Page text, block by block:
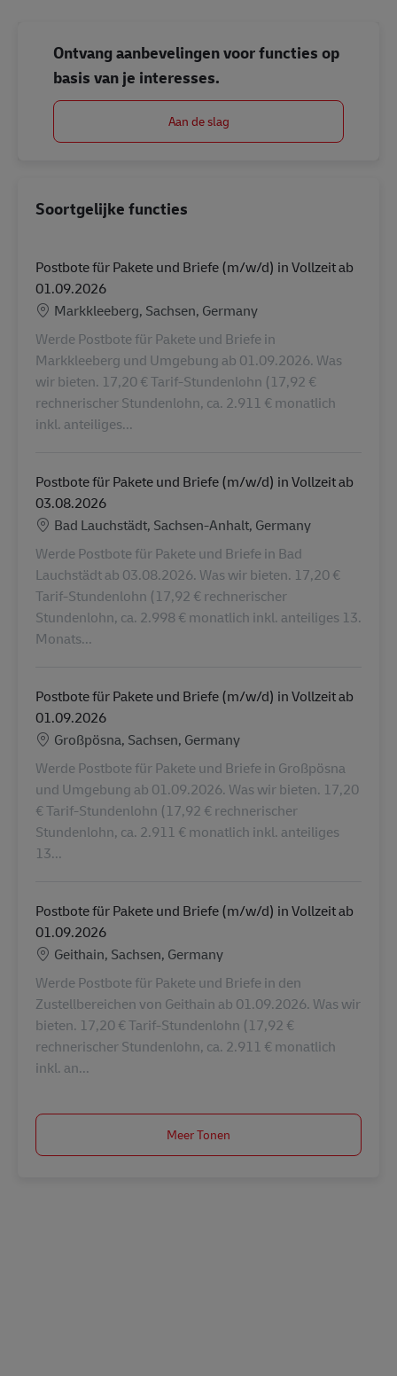
Ontvang aanbevelingen voor functies op
basis van je interesses.
Aan de slag
Soortgelijke functies
Postbote für Pakete und Briefe (m/w/d) in Vollzeit ab
01.09.2026
Locatie
Markkleeberg, Sachsen, Germany
Werde Postbote für Pakete und Briefe in
Markkleeberg und Umgebung ab 01.09.2026. Was
wir bieten. 17,20 € Tarif-Stundenlohn (17,92 €
rechnerischer Stundenlohn, ca. 2.911 € monatlich
inkl. anteiliges...
Postbote für Pakete und Briefe (m/w/d) in Vollzeit ab
03.08.2026
Locatie
Bad Lauchstädt, Sachsen-Anhalt, Germany
Werde Postbote für Pakete und Briefe in Bad
Lauchstädt ab 03.08.2026. Was wir bieten. 17,20 €
Tarif-Stundenlohn (17,92 € rechnerischer
Stundenlohn, ca. 2.998 € monatlich inkl. anteiliges 13.
Monats...
Postbote für Pakete und Briefe (m/w/d) in Vollzeit ab
01.09.2026
Locatie
Großpösna, Sachsen, Germany
Werde Postbote für Pakete und Briefe in Großpösna
und Umgebung ab 01.09.2026. Was wir bieten. 17,20
€ Tarif-Stundenlohn (17,92 € rechnerischer
Stundenlohn, ca. 2.911 € monatlich inkl. anteiliges
13...
Postbote für Pakete und Briefe (m/w/d) in Vollzeit ab
01.09.2026
Locatie
Geithain, Sachsen, Germany
Werde Postbote für Pakete und Briefe in den
Zustellbereichen von Geithain ab 01.09.2026. Was wir
bieten. 17,20 € Tarif-Stundenlohn (17,92 €
rechnerischer Stundenlohn, ca. 2.911 € monatlich
inkl. an...
Meer Tonen